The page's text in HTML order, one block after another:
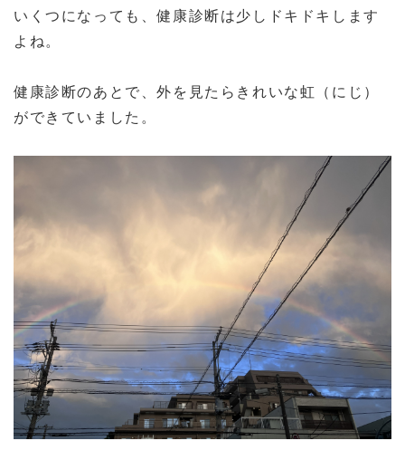
いくつになっても、健康診断は少しドキドキします
よね。
健康診断のあとで、外を見たらきれいな虹（にじ）
ができていました。